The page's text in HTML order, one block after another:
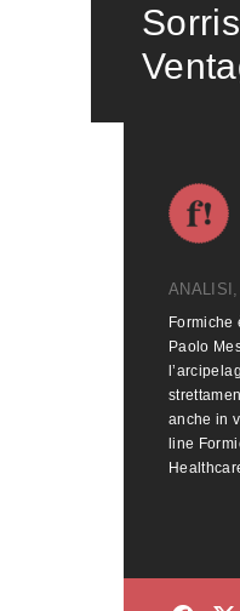
Formiche
Paolo
anche in
line